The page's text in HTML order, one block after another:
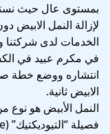
بمستوى عال حيث
لإزالة النمل الابيض
الخدمات لدى
في مكرم عبيد في
انتشاره ووضع خطة
الابيض ثانية.
النمل الأبيض هو نوع